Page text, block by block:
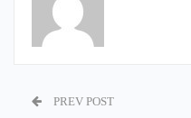
PREV POST